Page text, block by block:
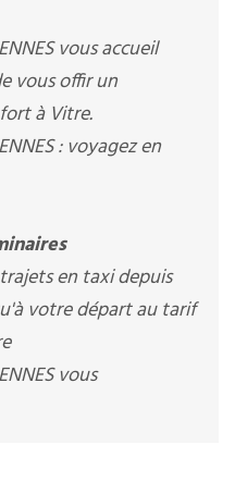
vous accueil
vous offir un
à Vitre.
: voyagez en
en taxi depuis
votre départ au tarif
vous